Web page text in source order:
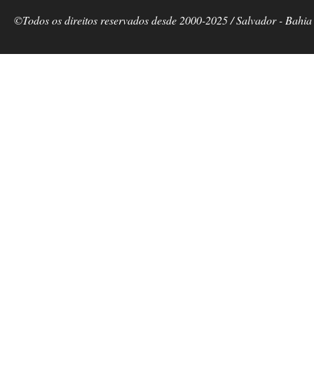
©Todos os direitos reservados desde 2000-2025 / Salvador -